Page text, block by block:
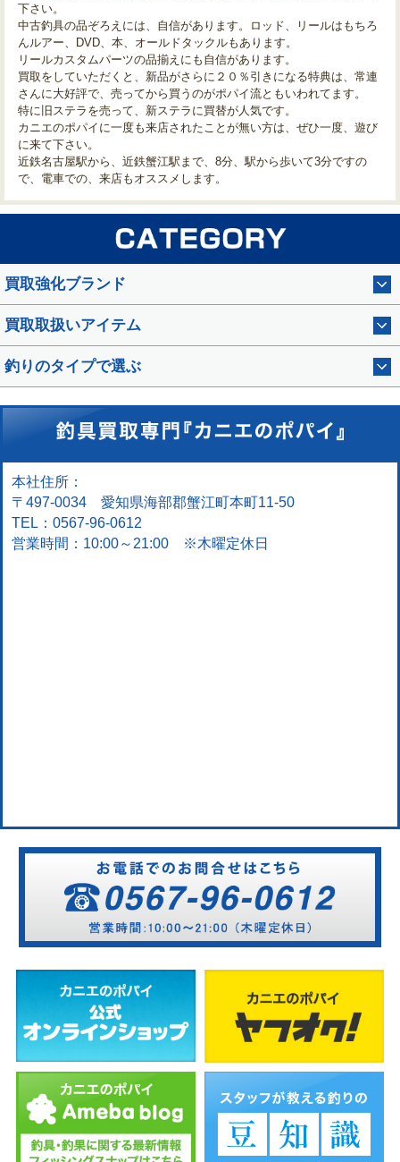
下さい。
中古釣具の品ぞろえには、自信があります。ロッド、リールはもちろ
んルアー、DVD、本、オールドタックルもあります。
リールカスタムパーツの品揃えにも自信があります。
買取をしていただくと、新品がさらに２０％引きになる特典は、常連
さんに大好評で、売ってから買うのがポパイ流ともいわれてます。
特に旧ステラを売って、新ステラに買替が人気です。
カニエのポパイに一度も来店されたことが無い方は、ぜひ一度、遊び
に来て下さい。
近鉄名古屋駅から、近鉄蟹江駅まで、8分、駅から歩いて3分ですの
で、電車での、来店もオススメします。
買取強化ブランド
買取取扱いアイテム
釣りのタイプで選ぶ
本社住所：
〒497-0034 愛知県海部郡蟹江町本町11-50
TEL：0567-96-0612
営業時間：10:00～21:00 ※木曜定休日